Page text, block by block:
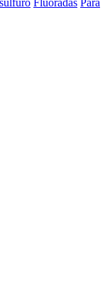
Fluoradas Para